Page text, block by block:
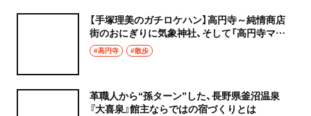
【手塚理美のガチロケハン】高円寺～純情商店
街のおにぎりに気象神社、そして「高円寺マシ
タ」へ！
#高円寺 #散歩
革職人から“孫ターン”した、長野県釜沼温泉
『大喜泉』館主ならではの宿づくりとは